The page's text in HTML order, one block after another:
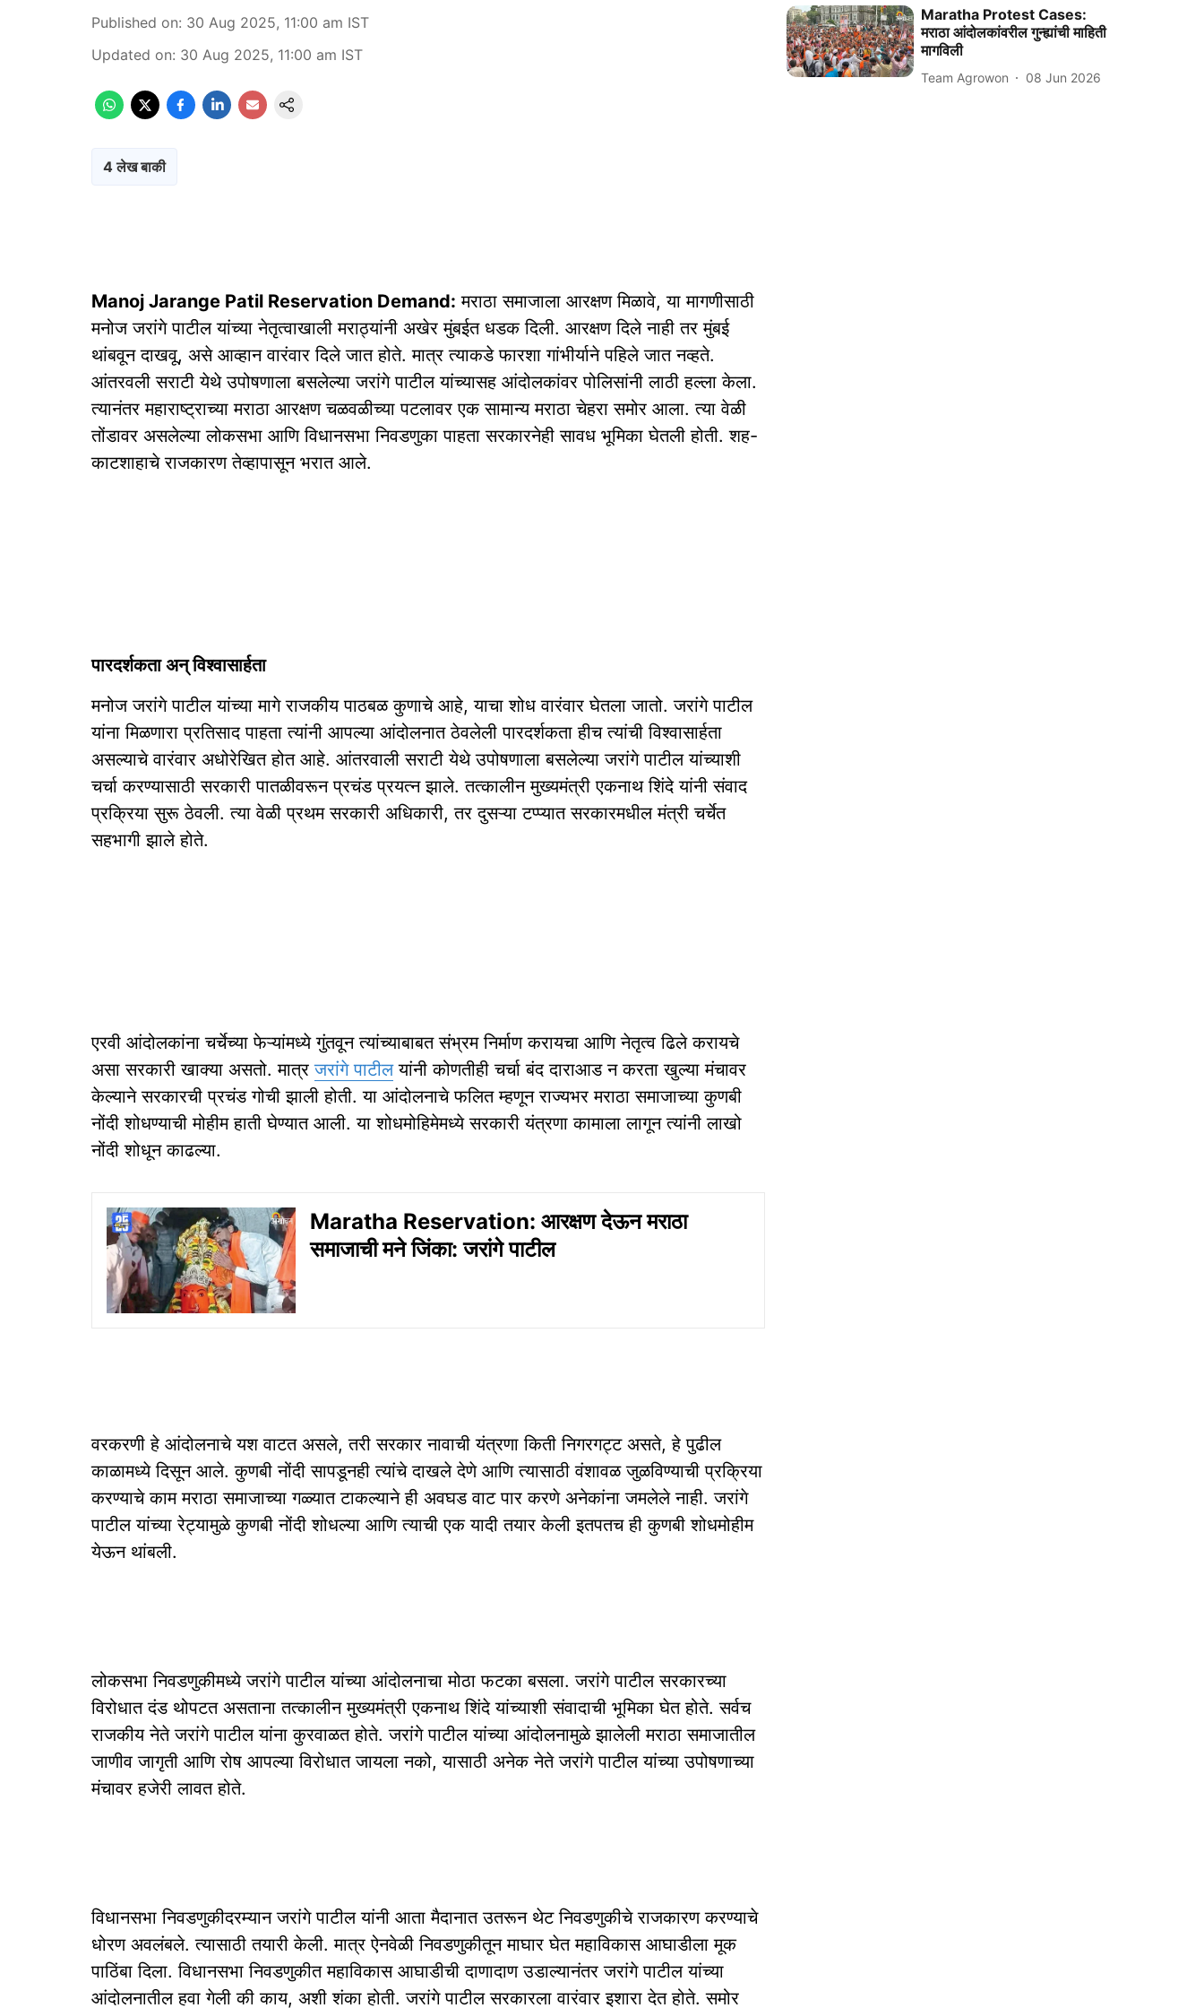
Published on: 30 Aug 2025, 11:00 am IST
Updated on: 30 Aug 2025, 11:00 am IST
4 लेख बाकी
Manoj Jarange Patil Reservation Demand: मराठा समाजाला आरक्षण मिळावे, या मागणीसाठी
मनोज जरांगे पाटील यांच्या नेतृत्वाखाली मराठ्यांनी अखेर मुंबईत धडक दिली. आरक्षण दिले नाही तर मुंबई
थांबवून दाखवू, असे आव्हान वारंवार दिले जात होते. मात्र त्याकडे फारशा गांभीर्याने पहिले जात नव्हते.
आंतरवली सराटी येथे उपोषणाला बसलेल्या जरांगे पाटील यांच्यासह आंदोलकांवर पोलिसांनी लाठी हल्ला केला.
त्यानंतर महाराष्ट्राच्या मराठा आरक्षण चळवळीच्या पटलावर एक सामान्य मराठा चेहरा समोर आला. त्या वेळी
तोंडावर असलेल्या लोकसभा आणि विधानसभा निवडणुका पाहता सरकारनेही सावध भूमिका घेतली होती. शह-
काटशाहाचे राजकारण तेव्हापासून भरात आले.
पारदर्शकता अन् विश्‍वासार्हता
मनोज जरांगे पाटील यांच्या मागे राजकीय पाठबळ कुणाचे आहे, याचा शोध वारंवार घेतला जातो. जरांगे पाटील
यांना मिळणारा प्रतिसाद पाहता त्यांनी आपल्या आंदोलनात ठेवलेली पारदर्शकता हीच त्यांची विश्‍वासार्हता
असल्याचे वारंवार अधोरेखित होत आहे. आंतरवाली सराटी येथे उपोषणाला बसलेल्या जरांगे पाटील यांच्याशी
चर्चा करण्यासाठी सरकारी पातळीवरून प्रचंड प्रयत्न झाले. तत्कालीन मुख्यमंत्री एकनाथ शिंदे यांनी संवाद
प्रक्रिया सुरू ठेवली. त्या वेळी प्रथम सरकारी अधिकारी, तर दुसऱ्या टप्प्यात सरकारमधील मंत्री चर्चेत
सहभागी झाले होते.
एरवी आंदोलकांना चर्चेच्या फेऱ्यांमध्ये गुंतवून त्यांच्याबाबत संभ्रम निर्माण करायचा आणि नेतृत्व ढिले करायचे
असा सरकारी खाक्या असतो. मात्रजरांगे पाटीलयांनी कोणतीही चर्चा बंद दाराआड न करता खुल्या मंचावर
केल्याने सरकारची प्रचंड गोची झाली होती. या आंदोलनाचे फलित म्हणून राज्यभर मराठा समाजाच्या कुणबी
नोंदी शोधण्याची मोहीम हाती घेण्यात आली. या शोधमोहिमेमध्ये सरकारी यंत्रणा कामाला लागून त्यांनी लाखो
नोंदी शोधून काढल्या.
Maratha Reservation: आरक्षण देऊन मराठा
समाजाची मने जिंका: जरांगे पाटील
वरकरणी हे आंदोलनाचे यश वाटत असले, तरी सरकार नावाची यंत्रणा किती निगरगट्ट असते, हे पुढील
काळामध्ये दिसून आले. कुणबी नोंदी सापडूनही त्यांचे दाखले देणे आणि त्यासाठी वंशावळ जुळविण्याची प्रक्रिया
करण्याचे काम मराठा समाजाच्या गळ्यात टाकल्याने ही अवघड वाट पार करणे अनेकांना जमलेले नाही. जरांगे
पाटील यांच्या रेट्यामुळे कुणबी नोंदी शोधल्या आणि त्याची एक यादी तयार केली इतपतच ही कुणबी शोधमोहीम
येऊन थांबली.
लोकसभा निवडणुकीमध्ये जरांगे पाटील यांच्या आंदोलनाचा मोठा फटका बसला. जरांगे पाटील सरकारच्या
विरोधात दंड थोपटत असताना तत्कालीन मुख्यमंत्री एकनाथ शिंदे यांच्याशी संवादाची भूमिका घेत होते. सर्वच
राजकीय नेते जरांगे पाटील यांना कुरवाळत होते. जरांगे पाटील यांच्या आंदोलनामुळे झालेली मराठा समाजातील
जाणीव जागृती आणि रोष आपल्या विरोधात जायला नको, यासाठी अनेक नेते जरांगे पाटील यांच्या उपोषणाच्या
मंचावर हजेरी लावत होते.
विधानसभा निवडणुकीदरम्यान जरांगे पाटील यांनी आता मैदानात उतरून थेट निवडणुकीचे राजकारण करण्याचे
धोरण अवलंबले. त्यासाठी तयारी केली. मात्र ऐनवेळी निवडणुकीतून माघार घेत महाविकास आघाडीला मूक
पाठिंबा दिला. विधानसभा निवडणुकीत महाविकास आघाडीची दाणादाण उडाल्यानंतर जरांगे पाटील यांच्या
आंदोलनातील हवा गेली की काय, अशी शंका होती. जरांगे पाटील सरकारला वारंवार इशारा देत होते. समोर
Maratha Protest Cases:
मराठा आंदोलकांवरील गुन्ह्यांची माहिती
मागविली
Team Agrowon 08 Jun 2026